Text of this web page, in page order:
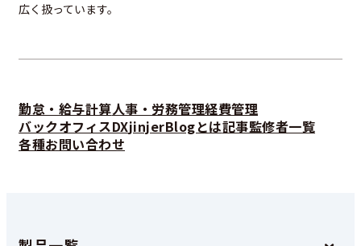
広く扱っています。
勤怠・給与計算人事・労務管理経費管理
バックオフィスDXjinjerBlogとは記事監修者一覧
各種お問い合わせ